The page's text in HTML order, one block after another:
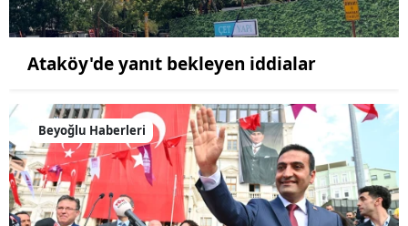
Ataköy'de yanıt bekleyen iddialar
Beyoğlu Haberleri